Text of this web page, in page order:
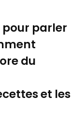
pour parler
du
et les